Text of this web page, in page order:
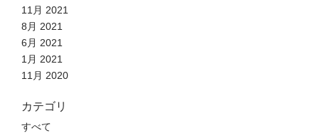
11月 2021
8月 2021
6月 2021
1月 2021
11月 2020
カテゴリ
すべて